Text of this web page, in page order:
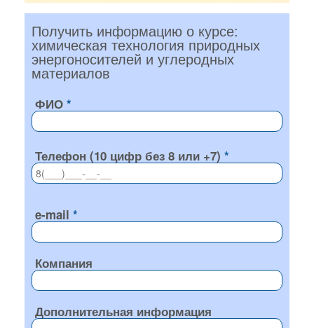
Получить информацию о курсе:
химическая технология природных
энергоносителей и углеродных
материалов
ФИО
Телефон (10 цифр без 8 или +7)
e-mail
Компания
Дополнительная информация